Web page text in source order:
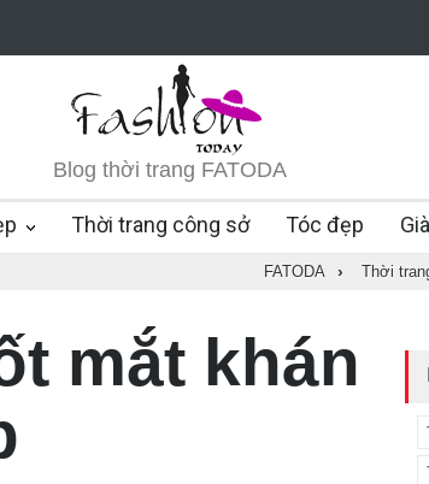
Blog thời trang FATODA
Thời trang công sở Tóc đẹp
FATODA › Thời
mắt khán